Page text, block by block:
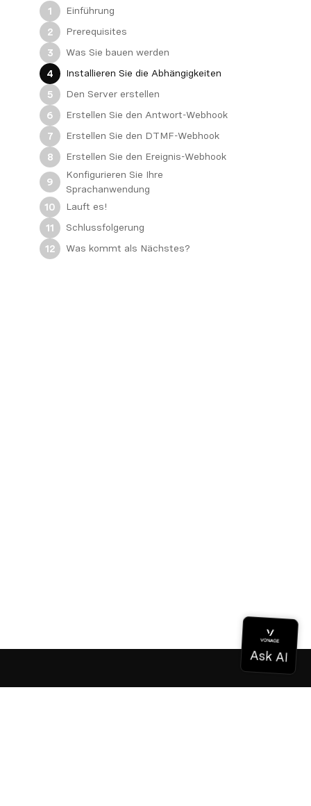
1
Einführung
2
Prerequisites
3
Was Sie bauen werden
4
Installieren Sie die Abhängigkeiten
5
Den Server erstellen
6
Erstellen Sie den Antwort-Webhook
7
Erstellen Sie den DTMF-Webhook
8
Erstellen Sie den Ereignis-Webhook
9
Konfigurieren Sie Ihre
Sprachanwendung
10
Lauft es!
11
Schlussfolgerung
12
Was kommt als Nächstes?